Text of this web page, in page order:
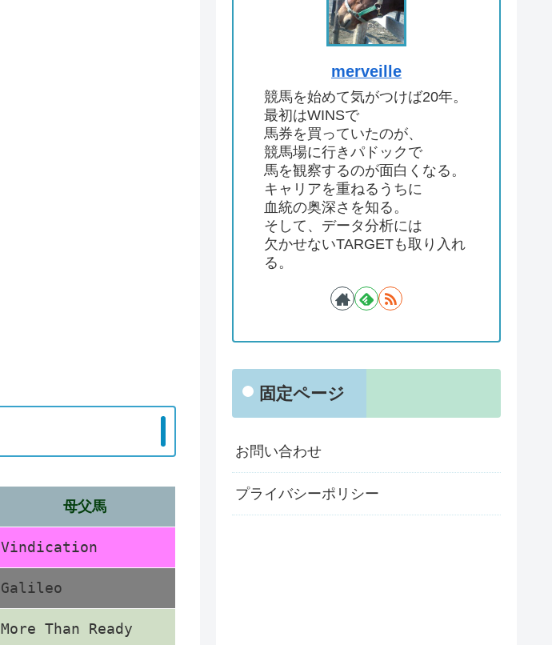
母父馬
Vindication
Galileo
More Than Ready
merveille
競馬を始めて気がつけば20年。
最初はWINSで
馬券を買っていたのが、
競馬場に行きパドックで
馬を観察するのが面白くなる。
キャリアを重ねるうちに
血統の奥深さを知る。
そして、データ分析には
欠かせないTARGETも取り入れ
る。
固定ページ
お問い合わせ
プライバシーポリシー